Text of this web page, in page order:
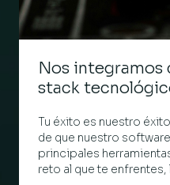
Nos integramos
stack
Tu éxito es nuestro
de que nuestro
principales
reto al que te